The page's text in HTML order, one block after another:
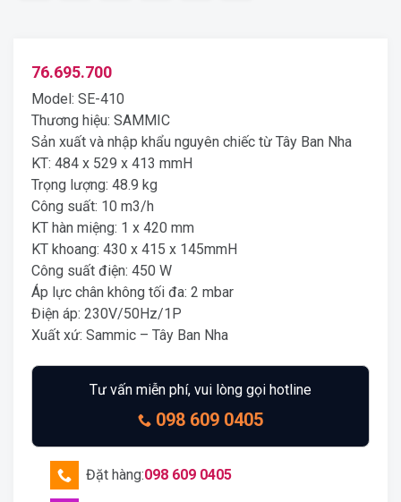
76.695.700
Model: SE-410
Thương hiệu: SAMMIC
Sản xuất và nhập khẩu nguyên chiếc từ Tây Ban Nha
KT: 484 x 529 x 413 mmH
Trọng lượng: 48.9 kg
Công suất: 10 m3/h
KT hàn miệng: 1 x 420 mm
KT khoang: 430 x 415 x 145mmH
Công suất điện: 450 W
Áp lực chân không tối đa: 2 mbar
Điện áp: 230V/50Hz/1P
Xuất xứ: Sammic – Tây Ban Nha
Tư vấn miễn phí, vui lòng gọi hotline
098 609 0405
Đặt hàng:098 609 0405